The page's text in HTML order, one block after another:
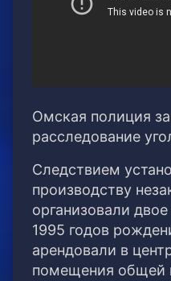
Омская полиция
расследование
Следствием
производству
организовали
1995 годов
арендовали в
помещения общей